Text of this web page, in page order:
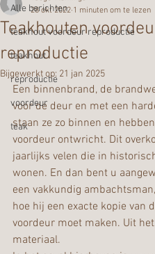
Alle berichten
teakhout voordeur reproductie
teakhout
reproductie
voordeur
teak
Teakhouten
reproductie
28 okt 2022 1 minuten om te lezen
Bijgewerkt op: 21 jan 2025
Een binnenbrand, de
voor de deur en met een
staan ze zo binnen en
voordeur ontwricht. Dit
jaarlijks velen die in
wonen. En dan bent u
een vakkundig
hoe hij een exacte kopie van
voordeur moet maken. Uit
materiaal.